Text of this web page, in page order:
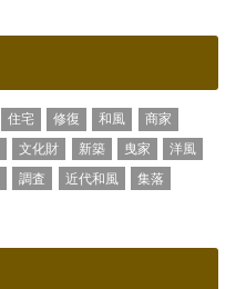
住宅 修復 和風
商家
文化財 新築 曳家
洋風
調査 近代和風 集落